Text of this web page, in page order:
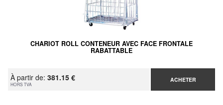
CHARIOT ROLL CONTENEUR AVEC FACE FRONTALE
RABATTABLE
À partir de: 381.15 €
HORS TVA
ACHETER